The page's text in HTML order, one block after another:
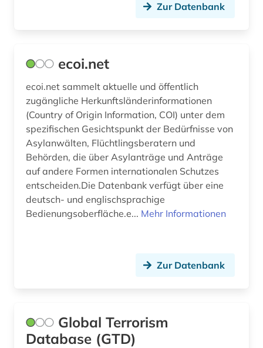
wirtschaftsgeschichte (1)
wirtschaftssystem (1)
wirtschaftswissenschaften (1)
wissenschaftliche einrichtung (1)
wörterbuch (12)
zeithistorisches ereignis (1)
öffentliches recht (1)
Zur Datenbank
ecoi.net
ecoi.net sammelt aktuelle und öffentlich
zugängliche Herkunftsländerinformationen
(Country of Origin Information, COI) unter dem
spezifischen Gesichtspunkt der Bedürfnisse von
Asylanwälten, Flüchtlingsberatern und
Behörden, die über Asylanträge und Anträge
auf andere Formen internationalen Schutzes
entscheiden.Die Datenbank verfügt über eine
deutsch- und englischsprachige
Bedienungsoberfläche.e... Mehr Informationen
Zur Datenbank
Global Terrorism
Database (GTD)